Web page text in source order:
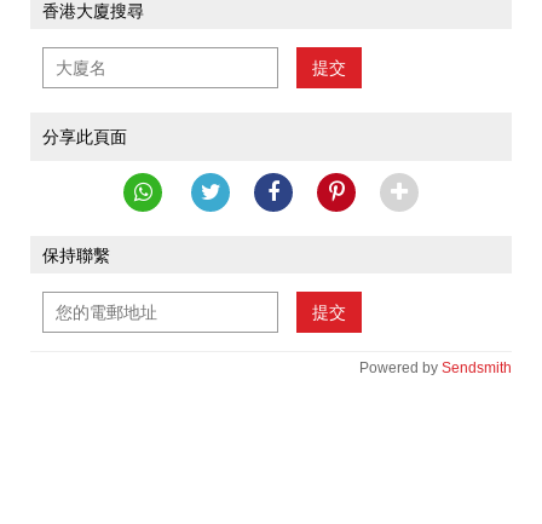
香港大廈搜尋
提交
分享此頁面
保持聯繫
提交
Powered by Sendsmith